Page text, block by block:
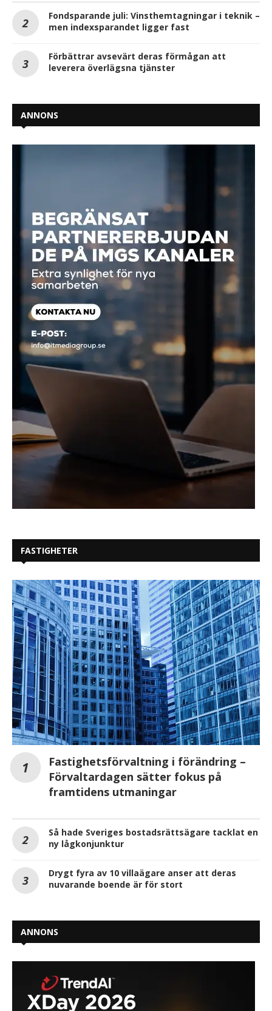
Fondsparande juli: Vinsthemtagningar i teknik –
men indexsparandet ligger fast
Förbättrar avsevärt deras förmågan att
leverera överlägsna tjänster
ANNONS
FASTIGHETER
Fastighetsförvaltning i förändring –
Förvaltardagen sätter fokus på
framtidens utmaningar
Så hade Sveriges bostadsrättsägare tacklat en
ny lågkonjunktur
Drygt fyra av 10 villaägare anser att deras
nuvarande boende är för stort
ANNONS